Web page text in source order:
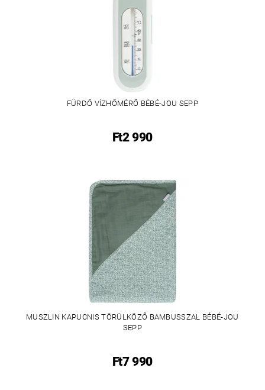
FÜRDŐ VÍZHŐMÉRŐ BÉBÉ-JOU SEPP
Ft2 990
MUSZLIN KAPUCNIS TÖRÜLKÖZŐ BAMBUSSZAL BÉBÉ-JOU
SEPP
Ft7 990